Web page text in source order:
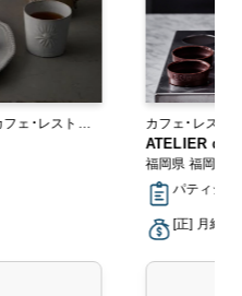
カフェ・レスト
ATELIER de
福岡県 福岡市
パティシエ
[正] 月給